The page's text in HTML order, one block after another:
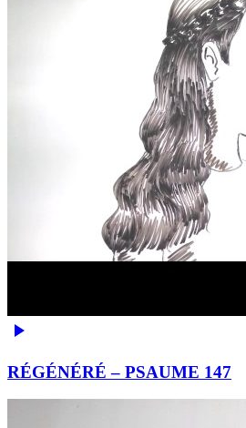
RÉGÉNÉRÉ – PSAUME 147